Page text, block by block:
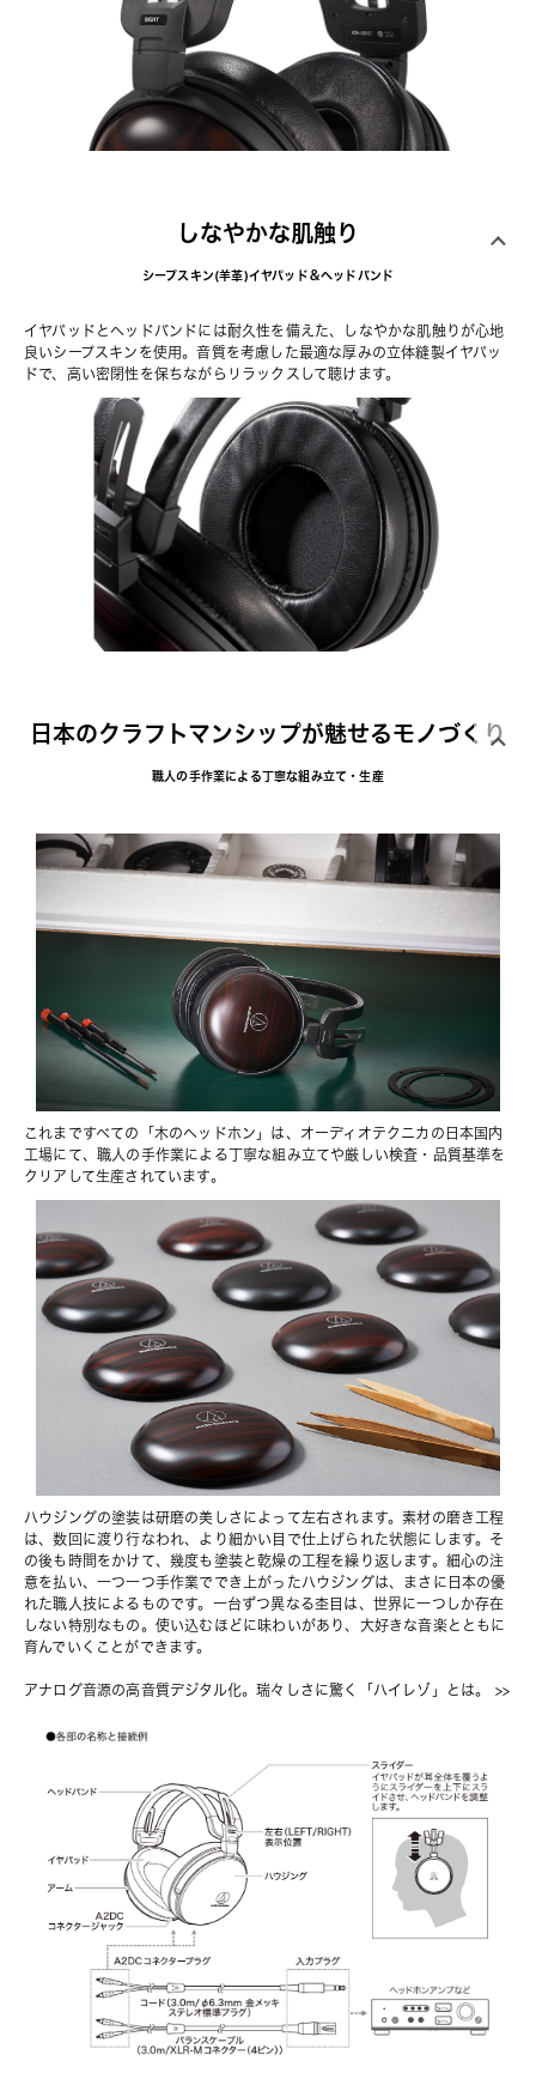
しなやかな肌触り
シープスキン(羊革)イヤパッド＆ヘッドバンド
イヤパッドとヘッドバンドには耐久性を備えた、しなやかな肌触りが心地
良いシープスキンを使用。音質を考慮した最適な厚みの立体縫製イヤパッ
ドで、高い密閉性を保ちながらリラックスして聴けます。
日本のクラフトマンシップが魅せるモノづくり
職人の手作業による丁寧な組み立て・生産
これまですべての「木のヘッドホン」は、オーディオテクニカの日本国内
工場にて、職人の手作業による丁寧な組み立てや厳しい検査・品質基準を
クリアして生産されています。
ハウジングの塗装は研磨の美しさによって左右されます。素材の磨き工程
は、数回に渡り行なわれ、より細かい目で仕上げられた状態にします。そ
の後も時間をかけて、幾度も塗装と乾燥の工程を繰り返します。細心の注
意を払い、一つ一つ手作業ででき上がったハウジングは、まさに日本の優
れた職人技によるものです。一台ずつ異なる杢目は、世界に一つしか存在
しない特別なもの。使い込むほどに味わいがあり、大好きな音楽とともに
育んでいくことができます。
アナログ音源の高音質デジタル化。瑞々しさに驚く「ハイレゾ」とは。 >>